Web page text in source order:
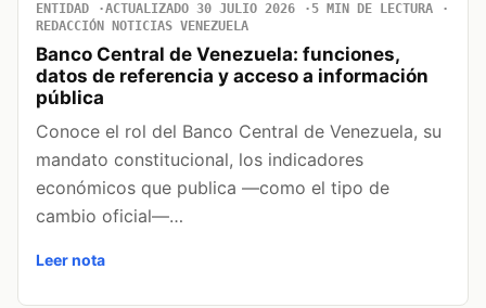
ENTIDAD ACTUALIZADO 30 JULIO 2026
5 MIN DE LECTURA
REDACCIÓN NOTICIAS VENEZUELA
Banco Central de Venezuela: funciones,
datos de referencia y acceso a información
pública
Conoce el rol del Banco Central de Venezuela, su
mandato constitucional, los indicadores
económicos que publica —como el tipo de
cambio oficial—…
Leer nota